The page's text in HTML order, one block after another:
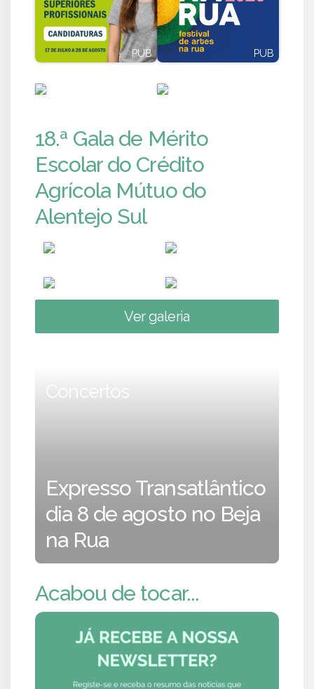
PUB PUB
18.ª Gala de Mérito
Escolar do Crédito
Agrícola Mútuo do
Alentejo Sul
Ver galeria
Concertos
Expresso Transatlântico
dia 8 de agosto no Beja
na Rua
Acabou de tocar...